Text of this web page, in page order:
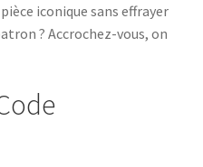
iconique sans effrayer
? Accrochez-vous, on